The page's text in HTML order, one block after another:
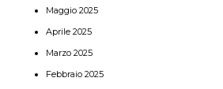
Maggio 2025
Aprile 2025
Marzo 2025
Febbraio 2025